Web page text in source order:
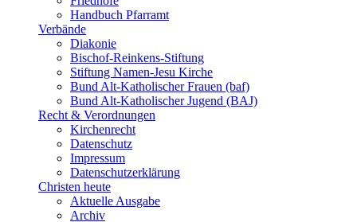
Handbuch Pfarramt
Verbände
Diakonie
Bischof-Reinkens-Stiftung
Stiftung Namen-Jesu Kirche
Bund Alt-Katholischer Frauen (baf)
Bund Alt-Katholischer Jugend (BAJ)
Recht & Verordnungen
Kirchenrecht
Datenschutz
Impressum
Datenschutzerklärung
Christen heute
Aktuelle Ausgabe
Archiv